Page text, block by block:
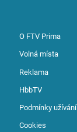
O FTV Prima
Volná místa
Reklama
HbbTV
Podmínky užívání
Cookies